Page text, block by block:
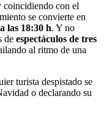
coincidiendo con el
se convierte en
las 18:30 h. Y no
de espectáculos de tres
al ritmo de una
turista despistado se
o declarando su